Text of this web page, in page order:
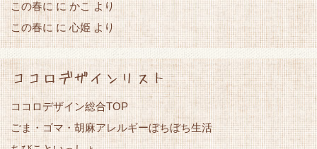
この春に に かこより
この春に に 心姫 より
ココロデザインリスト
ココロデザイン総合TOP
ごま・ゴマ・胡麻アレルギーぼちぼち生活